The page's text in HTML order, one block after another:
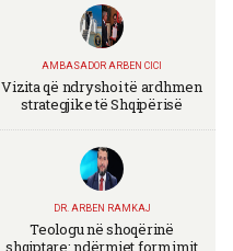
AMBASADOR ARBEN CICI
Vizita që ndryshoi të ardhmen
strategjike të Shqipërisë
DR. ARBEN RAMKAJ
Teologu në shoqërinë